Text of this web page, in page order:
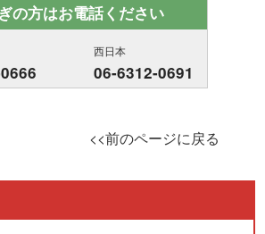
の方はお電話ください
西日本
06-6312-0691
<<前のページに戻る